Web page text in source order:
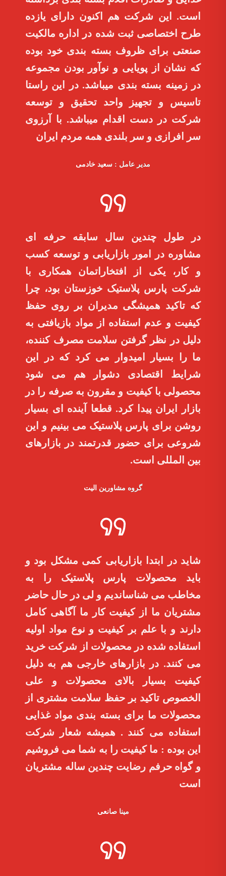
است. این شرکت هم اکنون دارای یازده
طرح اختصاصی ثبت شده در اداره مالکیت
صنعتی برای ظروف بسته بندی خود بوده
که نشان از پویایی و نوآور بودن مجموعه
در زمینه بسته بندی میباشد. در این راستا
تاسیس و تجهیز واحد تحقیق و توسعه
شرکت در دست اقدام میباشد. با آرزوی
سر افرازی و سر بلندی همه مردم ایران
مدیر عامل : سعید خادمی
در طول چندین سال سابقه حرفه ای
مشاوره در امور بازاریابی و توسعه کسب
و کار، یکی از افتخاراتمان همکاری با
شرکت پارس پلاستیک خوزستان بود، چرا
که تاکید همیشگی مدیران بر روی حفظ
کیفیت و عدم استفاده از مواد بازیافتی به
دلیل در نظر گرفتن سلامت مصرف کننده،
ما را بسیار امیدوار می کرد که در این
شرایط اقتصادی دشوار هم می شود
محصولی با کیفیت و مقرون به صرفه را در
بازار ایران پیدا کرد. قطعا آینده ای بسیار
روشن برای پارس پلاستیک می بینیم و این
شروعی برای حضور قدرتمند در بازارهای
بین المللی است.
گروه مشاورین الیت
شاید در ابتدا بازاریابی کمی مشکل بود و
باید محصولات پارس پلاستیک را به
مخاطب می شناساندیم و لی در حال حاضر
مشتریان ما از کیفیت کار ما آگاهی کامل
دارند و با علم بر کیفیت و نوع مواد اولیه
استفاده شده در محصولات از شرکت خرید
می کنند. در بازارهای خارجی هم به دلیل
کیفیت بسیار بالای محصولات و علی
الخصوص تاکید بر حفظ سلامت مشتری از
محصولات ما برای بسته بندی مواد غذایی
استفاده می کنند . همیشه شعار شرکت
این بوده : ما کیفیت را به شما می فروشیم
و گواه حرفم رضایت چندین ساله مشتریان
است
مینا صانعی